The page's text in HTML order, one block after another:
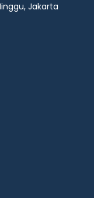
Jakarta